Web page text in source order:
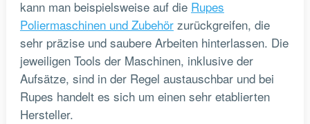
kann man beispielsweise auf die Rupes
Poliermaschinen und Zubehörzurückgreifen, die
sehr präzise und saubere Arbeiten hinterlassen. Die
jeweiligen Tools der Maschinen, inklusive der
Aufsätze, sind in der Regel austauschbar und bei
Rupes handelt es sich um einen sehr etablierten
Hersteller.